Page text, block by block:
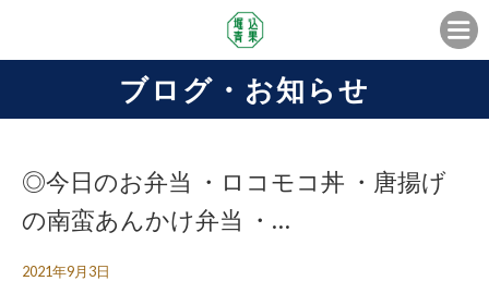
ブログ・お知らせ
◎今日のお弁当 ・ロコモコ丼 ・唐揚げ
の南蛮あんかけ弁当 ・…
2021年9月3日